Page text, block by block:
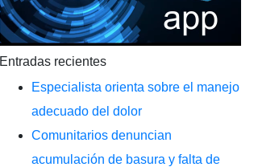
Entradas recientes
Especialista orienta sobre el manejo
adecuado del dolor
Comunitarios denuncian
acumulación de basura y falta de